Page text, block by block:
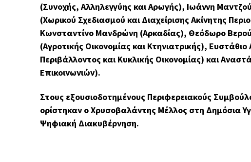
(Συνοχής, Αλληλεγγύης και Αρωγής), Ιωάννη
(Χωρικού Σχεδιασμού και Διαχείρισης Ακίνητης
Κωνσταντίνο Μανδρώνη (Αρκαδίας), Θεόδωρο
(Αγροτικής Οικονομίας και Κτηνιατρικής),
Περιβάλλοντος και Κυκλικής Οικονομίας) και
Επικοινωνιών).
Στους εξουσιοδοτημένους Περιφερειακούς
ορίστηκαν ο Χρυσοβαλάντης Μέλλος στη Δημόσια
Ψηφιακή Διακυβέρνηση.